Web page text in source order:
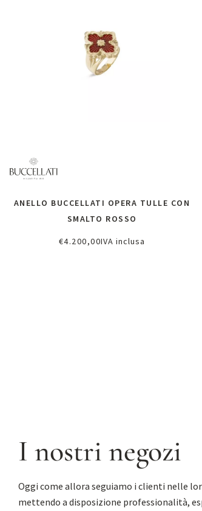
ANELLO BUCCELLATI OPERA TULLE CON
SMALTO ROSSO
€4.200,00IVA inclusa
I nostri negozi
Oggi come allora seguiamo i clienti nelle
mettendo a disposizione professionalità,